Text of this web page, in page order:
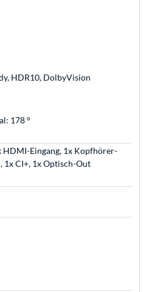
HDR10, DolbyVision
178 °
HDMI-Eingang, 1x Kopfhörer-
1x CI+, 1x Optisch-Out